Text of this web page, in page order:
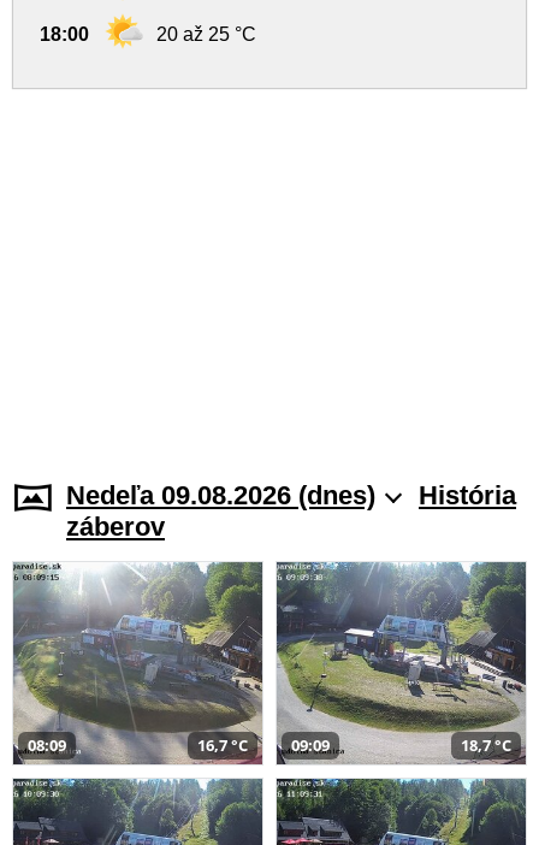
18:00 20 až 25 °C
Nedeľa 09.08.2026 (dnes)
História
záberov
08:09 16,7 °C 09:09 18,7 °C